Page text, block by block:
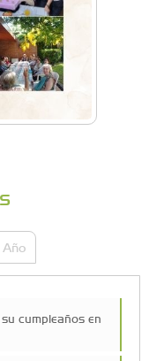
Año
cumpleaños en